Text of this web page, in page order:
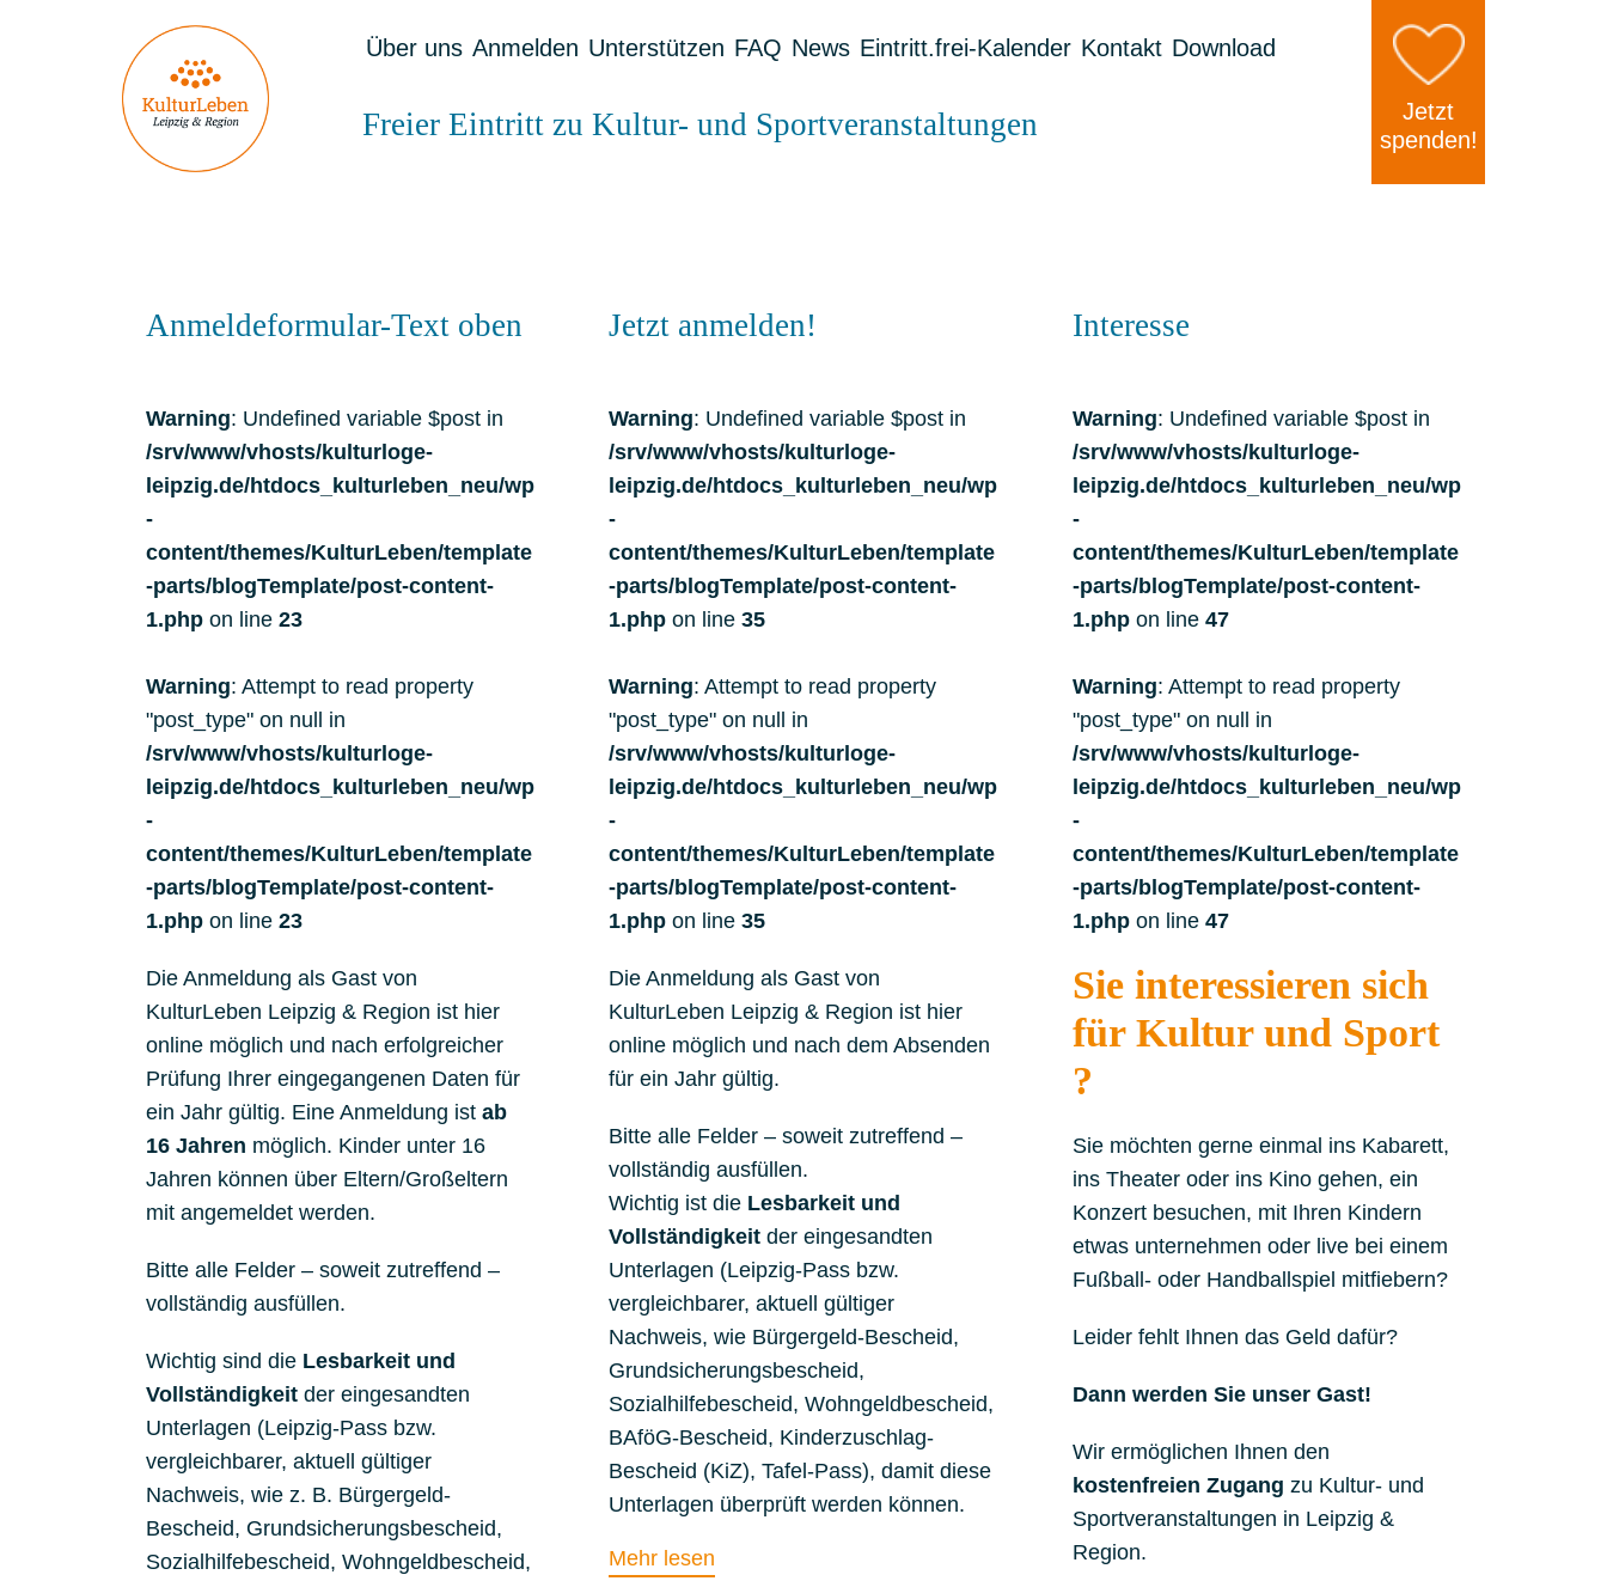
Über uns Anmelden Unterstützen FAQ News Eintritt.frei-Kalender Kontakt Download
Freier Eintritt zu Kultur- und Sportveranstaltungen
Jetzt
spenden!
Anmeldeformular-Text oben
Warning: Undefined variable $post in
/srv/www/vhosts/kulturloge-
leipzig.de/htdocs_kulturleben_neu/wp
-
content/themes/KulturLeben/template
-parts/blogTemplate/post-content-
1.php on line 23
Warning: Attempt to read property
"post_type" on null in
/srv/www/vhosts/kulturloge-
leipzig.de/htdocs_kulturleben_neu/wp
-
content/themes/KulturLeben/template
-parts/blogTemplate/post-content-
1.php on line 23
Die Anmeldung als Gast von
KulturLeben Leipzig & Region ist hier
online möglich und nach erfolgreicher
Prüfung Ihrer eingegangenen Daten für
ein Jahr gültig. Eine Anmeldung ist ab
16 Jahren möglich. Kinder unter 16
Jahren können über Eltern/Großeltern
mit angemeldet werden.
Bitte alle Felder – soweit zutreffend –
vollständig ausfüllen.
Wichtig sind die Lesbarkeit und
Vollständigkeit der eingesandten
Unterlagen (Leipzig-Pass bzw.
vergleichbarer, aktuell gültiger
Nachweis, wie z. B. Bürgergeld-
Bescheid, Grundsicherungsbescheid,
Sozialhilfebescheid, Wohngeldbescheid,
Jetzt anmelden!
Warning: Undefined variable $post in
/srv/www/vhosts/kulturloge-
leipzig.de/htdocs_kulturleben_neu/wp
-
content/themes/KulturLeben/template
-parts/blogTemplate/post-content-
1.php on line35
Warning: Attempt to read property
"post_type" on null in
/srv/www/vhosts/kulturloge-
leipzig.de/htdocs_kulturleben_neu/wp
-
content/themes/KulturLeben/template
-parts/blogTemplate/post-content-
1.php on line35
Die Anmeldung als Gast von
KulturLeben Leipzig & Region ist hier
online möglich und nach dem Absenden
für ein Jahr gültig.
Bitte alle Felder – soweit zutreffend –
vollständig ausfüllen.
Wichtig ist die Lesbarkeit und
Vollständigkeit der eingesandten
Unterlagen (Leipzig-Pass bzw.
vergleichbarer, aktuell gültiger
Nachweis, wie Bürgergeld-Bescheid,
Grundsicherungsbescheid,
Sozialhilfebescheid, Wohngeldbescheid,
BAföG-Bescheid, Kinderzuschlag-
Bescheid (KiZ), Tafel-Pass), damit diese
Unterlagen überprüft werden können.
Mehr lesen
Interesse
Warning: Undefined variable $post in
/srv/www/vhosts/kulturloge-
leipzig.de/htdocs_kulturleben_neu/wp
-
content/themes/KulturLeben/template
-parts/blogTemplate/post-content-
1.phpon line 47
Warning: Attempt to read property
"post_type" on null in
/srv/www/vhosts/kulturloge-
leipzig.de/htdocs_kulturleben_neu/wp
-
content/themes/KulturLeben/template
-parts/blogTemplate/post-content-
1.phpon line 47
Sie interessieren sich
für Kultur und Sport
?
Sie möchten gerne einmal ins Kabarett,
ins Theater oder ins Kino gehen, ein
Konzert besuchen, mit Ihren Kindern
etwas unternehmen oder live bei einem
Fußball- oder Handballspiel mitfiebern?
Leider fehlt Ihnen das Geld dafür?
Dann werden Sie unser Gast!
Wir ermöglichen Ihnen den
kostenfreien Zugang zu Kultur- und
Sportveranstaltungen in Leipzig &
Region.